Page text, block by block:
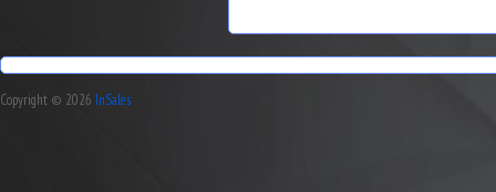
Copyright © 2026 InSales